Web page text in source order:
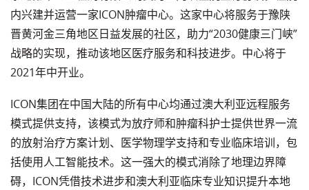
内兴建并运营一家ICON肿瘤中心。这家中心将服务于豫陕
晋黄河金三角地区日益发展的社区，助力“2030健康三门峡”
战略的实现，推动该地区医疗服务和科技进步。中心将于
2021年中开业。
ICON集团在中国大陆的所有中心均通过澳大利亚远程服务
模式提供支持，该模式为放疗师和肿瘤科护士提供世界一流
的放射治疗方案计划、医学物理学支持和专业临床培训，包
括使用人工智能技术。这一强大的模式消除了地理边界障
碍，ICON凭借技术进步和澳大利亚临床专业知识提升本地